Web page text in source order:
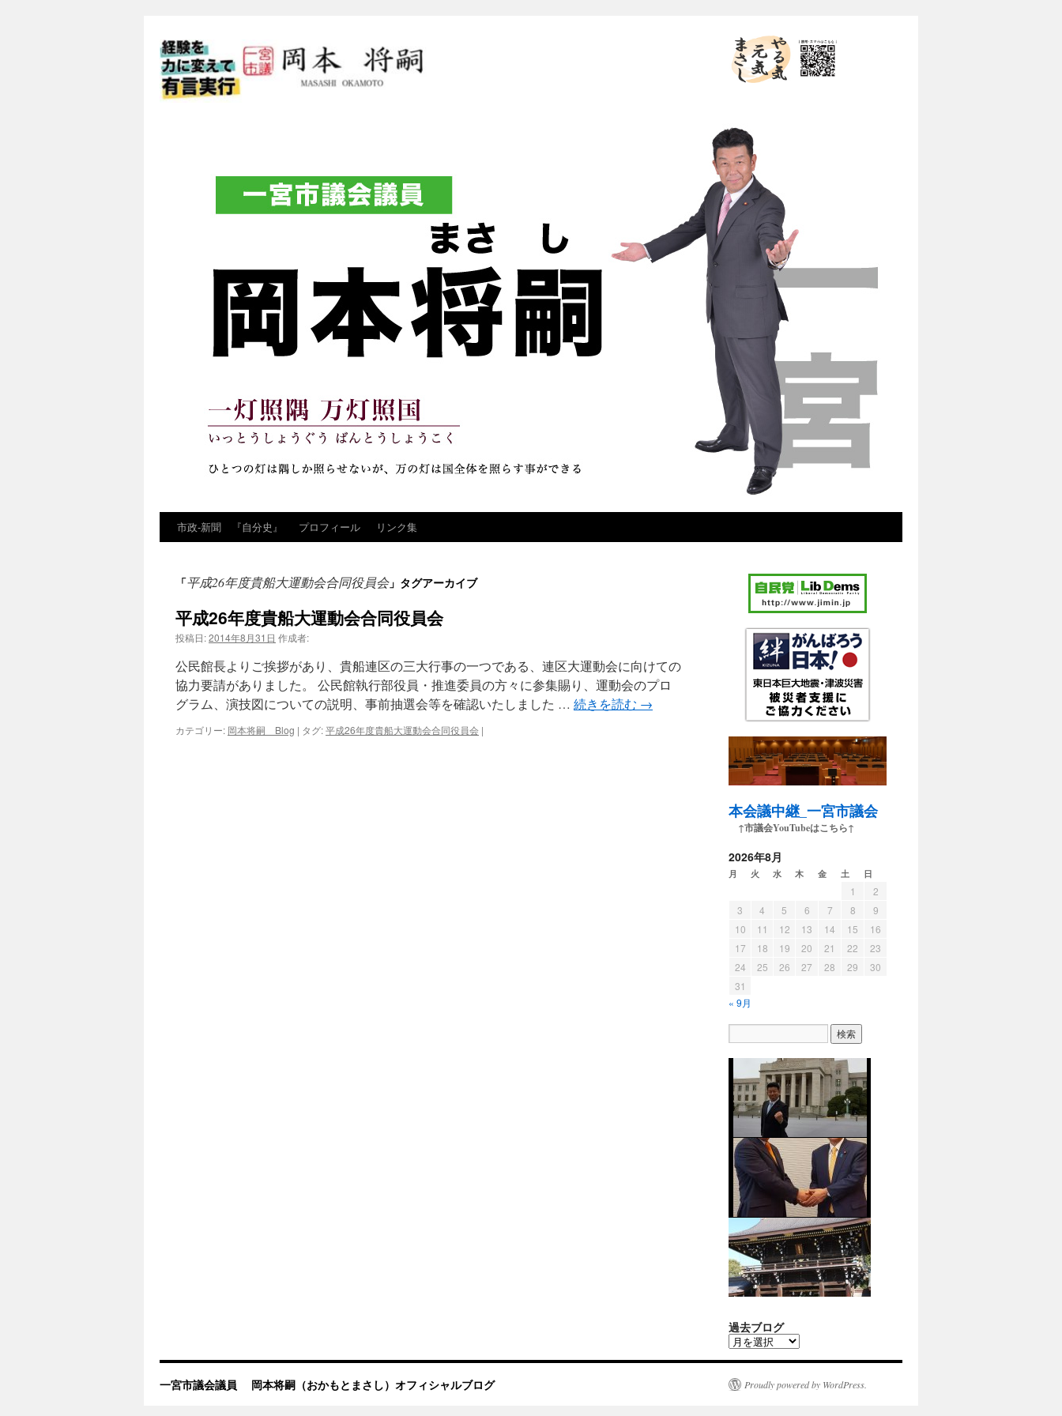
ン
市政‐新聞 『自分史』 プロフィール リンク集
「平成26年度貴船大運動会合同役員会」タグアーカイブ
平成26年度貴船大運動会合同役員会
投稿日:2014年8月31日 作成者:
公民館長よりご挨拶があり、貴船連区の三大行事の一つである、連区大運動会に向けての
協力要請がありました。 公民館執行部役員・推進委員の方々に参集賜り、運動会のプロ
グラム、演技図についての説明、事前抽選会等を確認いたしました … 続きを読む →
カテゴリー: 岡本将嗣 Blog | タグ:平成26年度貴船大運動会合同役員会 |
本会議中継_一宮市議会
↑市議会YouTubeはこちら↑
2026年8月
月 火 水 木 金 土 日
1
2
3
4 5 6 7 8
9
10
11 12 13 14 15
16
17
18 19 20 21 22
23
24
25 26 27 28 29
30
31
« 9月
過去ブログ
過
ロ
一宮市議会議員 岡本将嗣（おかもとまさし）オフィシャルブログ Proudly powered by WordPress.